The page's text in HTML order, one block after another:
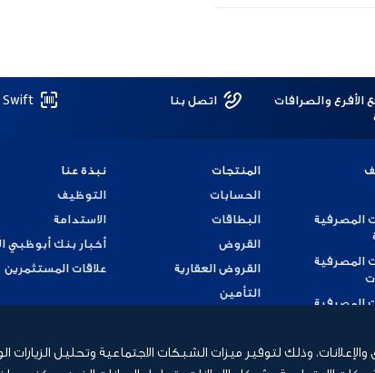
وذلك لتوفير ميزات الشبكات الاجتماعية وتحليل الزيارات
الأفرع والصرافات
اتصل بنا Swift
المصرفية
المصرفية
المصرفية
المصرفية
المنتجات
الحسابات
البطاقات
القروض
القروض العقارية
التأمين
نبذة عنا
التوظيف
الاستدامة
أخبار بنك أبوظبي
علاقات المستثمرين